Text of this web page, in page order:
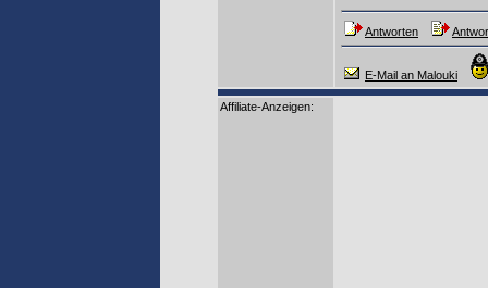
Antworten
E-Mail an Malouki
Affiliate-Anzeigen: